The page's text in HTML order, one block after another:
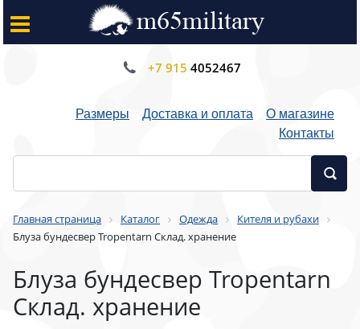
+7 915 4052467
Размеры Доставка и оплата
О магазине
Контакты
Главная страница Каталог Одежда
Кителя и рубахи
Блуза бундесвер Tropentarn Склад. хранение
Блуза бундесвер Tropentarn
Склад. хранение